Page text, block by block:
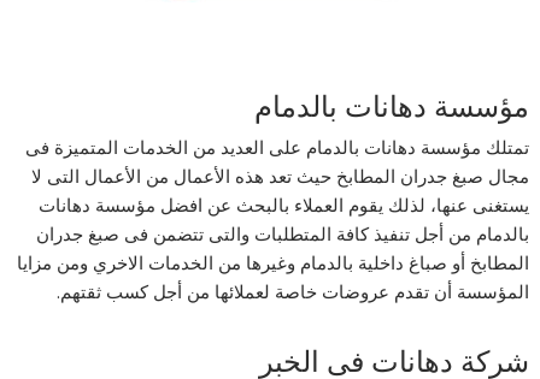
مؤسسة دهانات بالدمام
تمتلك مؤسسة دهانات بالدمام على العديد من الخدمات المتميزة فى
مجال صبغ جدران المطابخ حيث تعد هذه الأعمال من الأعمال التى لا
يستغنى عنها، لذلك يقوم العملاء بالبحث عن افضل مؤسسة دهانات
بالدمام من أجل تنفيذ كافة المتطلبات والتى تتضمن فى صبغ جدران
المطابخ أو صباغ داخلية بالدمام وغيرها من الخدمات الاخري ومن مزايا
المؤسسة أن تقدم عروضات خاصة لعملائها من أجل كسب ثقتهم.
شركة دهانات فى الخبر